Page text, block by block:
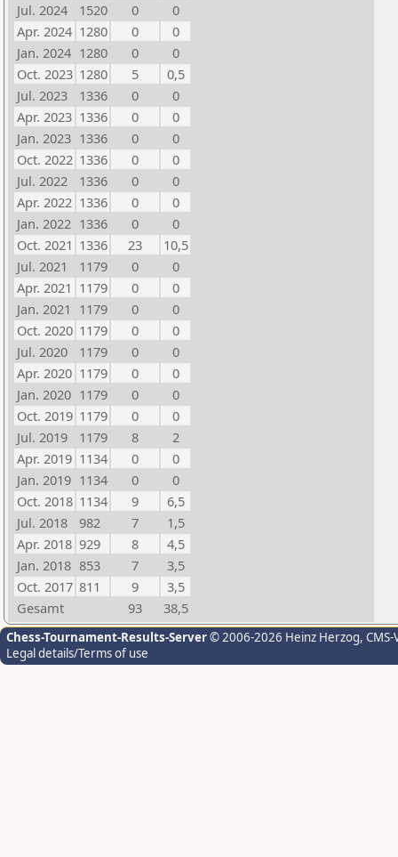
Jul. 2024
1520 0
0
Apr. 2024 1280 0
0
Jan. 2024 1280 0
0
Oct. 2023 1280 5
0,5
Jul. 2023
1336 0
0
Apr. 2023 1336 0
0
Jan. 2023 1336 0
0
Oct. 2022 1336 0
0
Jul. 2022
1336 0
0
Apr. 2022 1336 0
0
Jan. 2022 1336 0
0
Oct. 2021 1336 23
10,5
Jul. 2021
1179 0
0
Apr. 2021 1179 0
0
Jan. 2021 1179 0
0
Oct. 2020 1179 0
0
Jul. 2020
1179 0
0
Apr. 2020 1179 0
0
Jan. 2020 1179 0
0
Oct. 2019 1179 0
0
Jul. 2019
1179 8
2
Apr. 2019 1134 0
0
Jan. 2019 1134 0
0
Oct. 2018 1134 9
6,5
Jul. 2018
982 7
1,5
Apr. 2018 929 8
4,5
Jan. 2018 853 7
3,5
Oct. 2017 811 9
3,5
Gesamt
93 38,5
Chess-Tournament-Results-Server© 2006-2026 Heinz Herzog,
Legal details/Terms of use